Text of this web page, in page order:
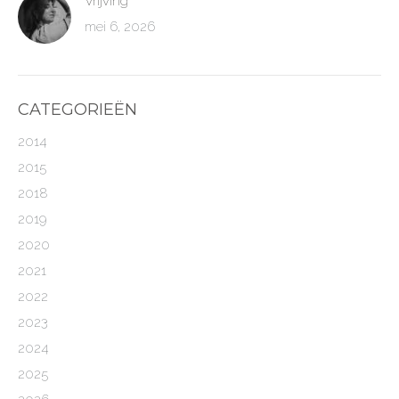
mei 6, 2026
CATEGORIEËN
2014
2015
2018
2019
2020
2021
2022
2023
2024
2025